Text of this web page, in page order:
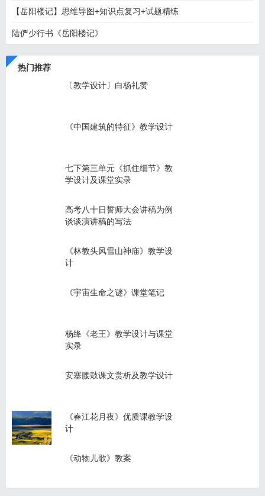
【岳阳楼记】思维导图+知识点复习+试题精练
陆俨少行书《岳阳楼记》
热门推荐
〔教学设计〕白杨礼赞
《中国建筑的特征》教学设计
七下第三单元《抓住细节》教
学设计及课堂实录
高考八十日誓师大会讲稿为例
谈谈演讲稿的写法
《林教头风雪山神庙》教学设
计
《宇宙生命之谜》课堂笔记
杨绛《老王》教学设计与课堂
实录
安塞腰鼓课文赏析及教学设计
《春江花月夜》优质课教学设
计
《动物儿歌》教案